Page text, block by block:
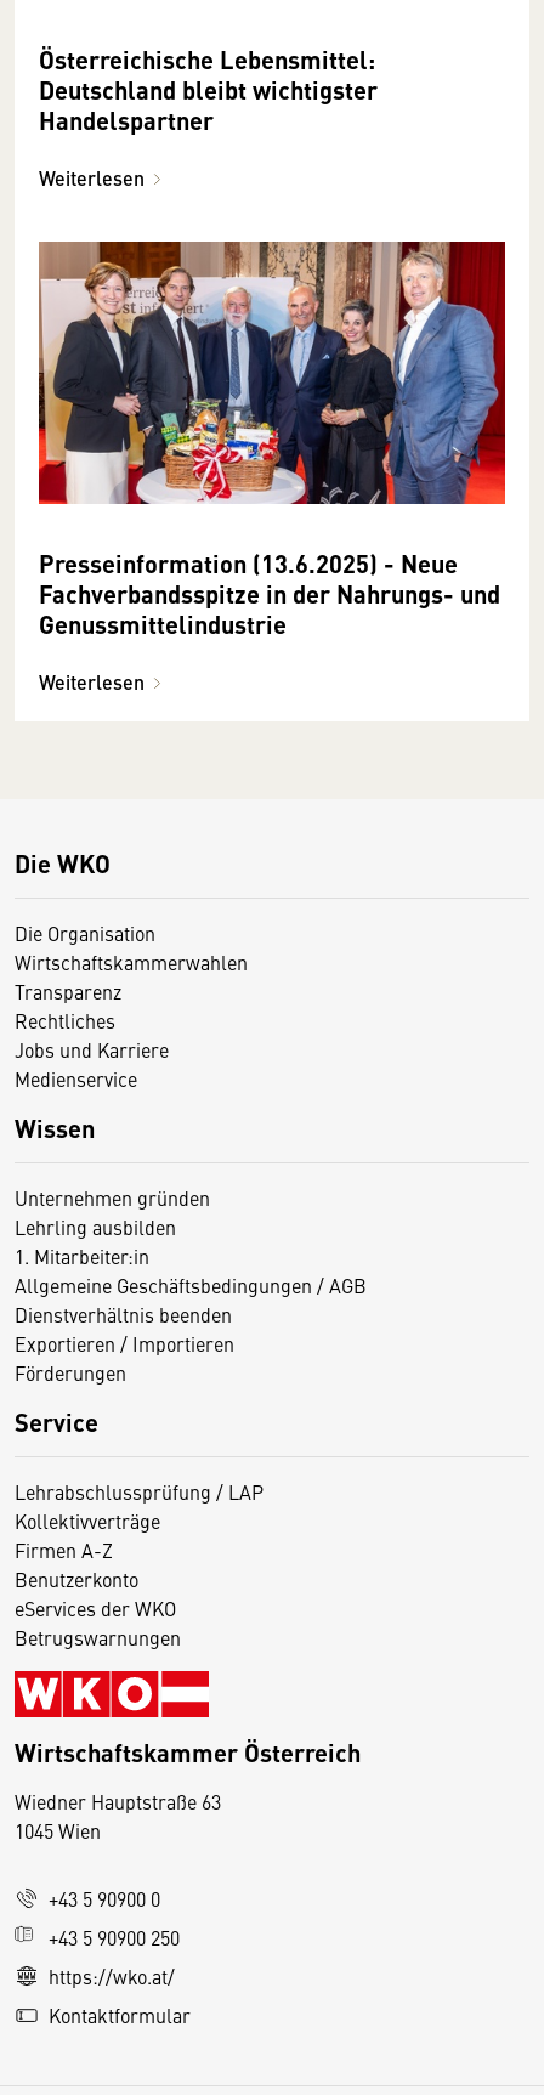
Österreichische Lebensmittel:
Deutschland bleibt wichtigster
Handelspartner
Weiterlesen
Presseinformation (13.6.2025) - Neue
Fachverbandsspitze in der Nahrungs- und
Genussmittelindustrie
Weiterlesen
Die WKO
Die Organisation
Wirtschaftskammerwahlen
Transparenz
Rechtliches
Jobs und Karriere
Medienservice
Wissen
Unternehmen gründen
Lehrling ausbilden
1. Mitarbeiter:in
Allgemeine Geschäftsbedingungen / AGB
Dienstverhältnis beenden
Exportieren / Importieren
Förderungen
Service
Lehrabschlussprüfung / LAP
Kollektivverträge
Firmen A-Z
Benutzerkonto
eServices der WKO
Betrugswarnungen
Wirtschaftskammer Österreich
Wiedner Hauptstraße 63
1045 Wien
+43 5 90900 0
+43 5 90900 250
https://wko.at/
Kontaktformular
D
s
e
S
e